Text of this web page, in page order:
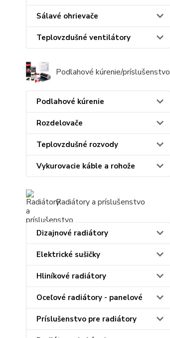
Sálavé ohrievače
Teplovzdušné ventilátory
Podlahové kúrenie/príslušenstvo
Podlahové kúrenie
Rozdelovače
Teplovzdušné rozvody
Vykurovacie káble a rohože
Radiátory a príslušenstvo
Dizajnové radiátory
Elektrické sušičky
Hliníkové radiátory
Oceľové radiátory - panelové
Príslušenstvo pre radiátory